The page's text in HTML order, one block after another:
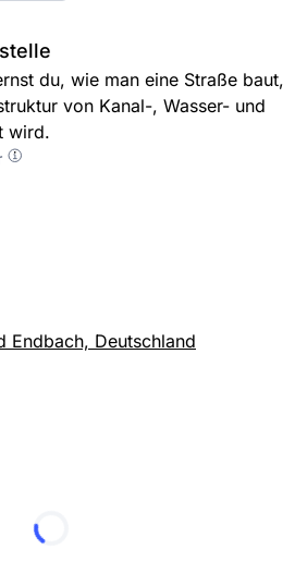
du, wie man eine Straße baut,
von Kanal-, Wasser- und
wird.
Endbach, Deutschland